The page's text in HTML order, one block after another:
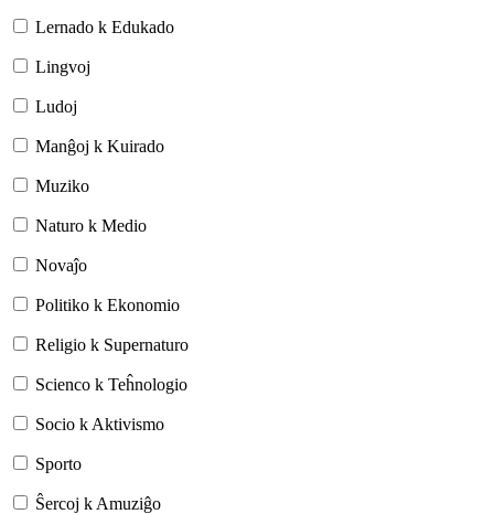
Lernado k Edukado
Lingvoj
Ludoj
Manĝoj k Kuirado
Muziko
Naturo k Medio
Novaĵo
Politiko k Ekonomio
Religio k Supernaturo
Scienco k Teĥnologio
Socio k Aktivismo
Sporto
Ŝercoj k Amuziĝo